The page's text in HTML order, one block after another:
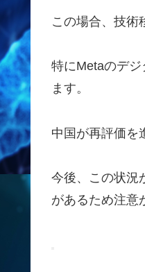
この場合、技術
特にMetaのデジ
ます。
中国が再評価を
今後、この状況
があるため注意